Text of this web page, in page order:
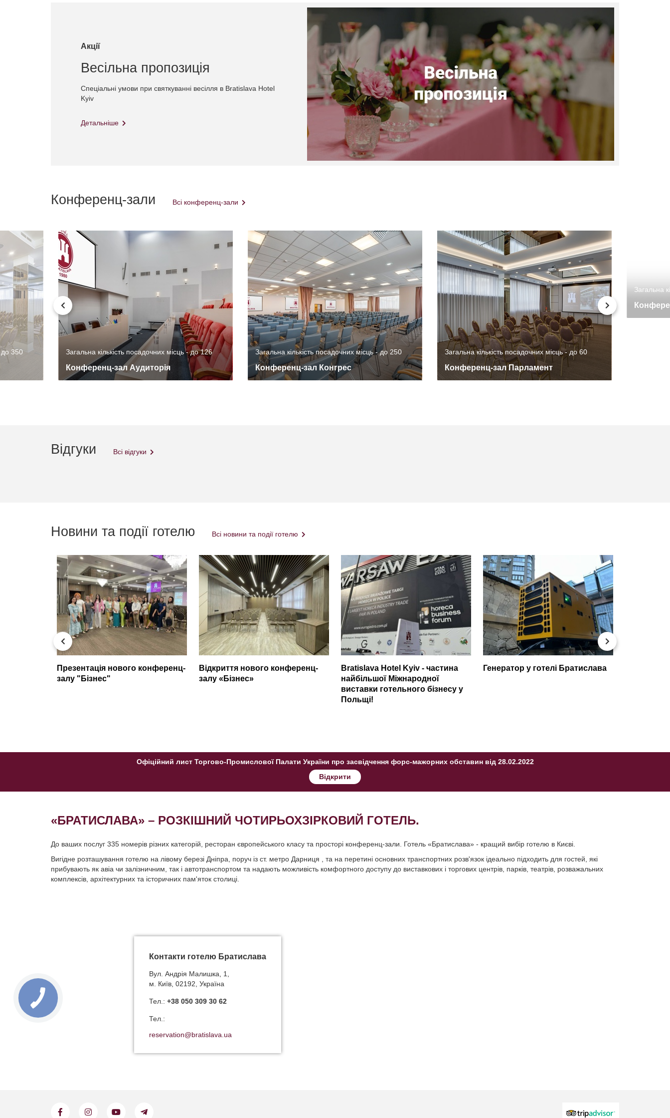
Акції
Весільна пропозиція
Спеціальні умови при святкуванні весілля в Bratislava Hotel
Kyiv
Детальніше
Конференц-зали Всі конференц-зали
до 350 Загальна кількість посадочних місць - до 126
Конференц-зал Аудиторія
Загальна кількість посадочних місць - до 250
Конференц-зал Конгрес
Загальна кількість посадочних місць - до 60
Конференц-зал Парламент
Загальна
Відгуки Всі відгуки
Новини та події готелю Всі новини та події готелю
Презентація нового конференц-
залу "Бізнес"
Відкриття нового конференц-
залу «Бізнес»
Bratislava Hotel Kyiv - частина
найбільшої Міжнародної
виставки готельного бізнесу у
Польщі!
Генератор у готелі Братислава
Офіційний лист Торгово-Промислової Палати України про засвідчення форс-мажорних обставин від 28.02.2022
Відкрити
«БРАТИСЛАВА» – РОЗКІШНИЙ ЧОТИРЬОХЗІРКОВИЙ ГОТЕЛЬ.
До ваших послуг 335 номерів різних категорій, ресторан європейського класу та просторі конференц-зали. Готель «Братислава» - кращий вибір готелю в Києві.
Вигідне розташування готелю на лівому березі Дніпра, поруч із ст. метро Дарниця , та на перетині основних транспортних розв'язок ідеально підходить для гостей, які
прибувають як авіа чи залізничним, так і автотранспортом та надають можливість комфортного доступу до виставкових і торгових центрів, парків, театрів, розважальних
комплексів, архітектурних та історичних пам'яток столиці.
Контакти готелю Братислава
Вул. Андрія Малишка, 1,
м. Київ, 02192, Україна
Тел.: +38 050 309 30 62
Тел.:
reservation@bratislava.ua